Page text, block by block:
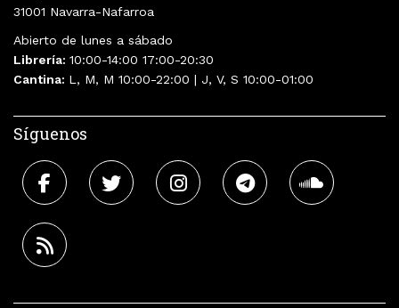
31001 Navarra-Nafarroa
Abierto de lunes a sábado
Librería: 10:00-14:00 17:00-20:30
Cantina: L, M, M 10:00-22:00 | J, V, S 10:00-01:00
Síguenos